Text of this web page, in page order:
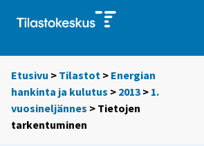
Etusivu > Tilastot > Energian
hankinta ja kulutus > 2013 > 1.
vuosineljännes > Tietojen
tarkentuminen